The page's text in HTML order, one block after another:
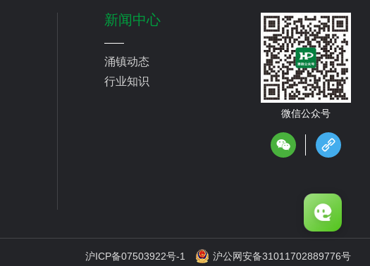
微信公众号
新闻中心
涌镇动态
行业知识
沪ICP备07503922号-1 沪公网安备31011702889776号